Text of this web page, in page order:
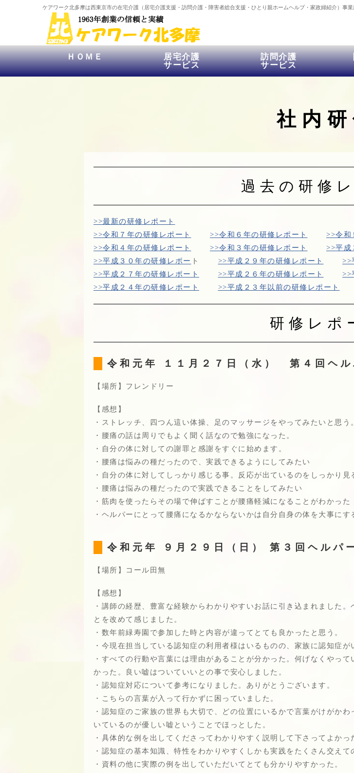
ケアワーク北多摩は西東京市の在宅介護（居宅介護支援・訪問介護・障害者総合支援・ひとり親ホームヘルプ・家政婦紹介）事業
ＨＯＭＥ
居宅介護
サービス
訪問介護
サービス
社内研
過去の研修
>>最新の研修レポート
>>令和７年の研修レポート
>>令和６年の研修レポート
>>令和
>>令和４年の研修レポート
>>令和３年の研修レポート
>>平成
>>平成３０年の研修レポー ト >>平成２９年の研修レポート
>>
>>平成２７年の研修レポート
>>平成２６年の研修レポート
>>
>>平成２４年の研修レポート
>>平成２３年以前の研修レポート
研修レポ
令和元年 １１月２７日（水） 第４回ヘル
【場所】フレンドリー
【感想】
・ストレッチ、四つん這い体操、足のマッサージをやってみたいと思う
・腰痛の話は周りでもよく聞く話なので勉強になった。
・自分の体に対しての謝罪と感謝をすぐに始めます。
・腰痛は悩みの種だったので、実践できるようにしてみたい
・自分の体に対してしっかり感じる事。反応が出ているのをしっかり見
・腰痛は悩みの種だったので実践できることをしてみたい
・筋肉を使ったらその場で伸ばすことが腰痛軽減になることがわかった
・ヘルパーにとって腰痛になるかならないかは自分自身の体を大事に
令和元年 ９月２９日（日） 第３回ヘルパ
【場所】コール田無
【感想】
・講師の経歴、豊富な経験からわかりやすいお話に引き込まれました
とを改めて感じました。
・数年前緑寿園で参加した時と内容が違ってとても良かったと思う。
・今現在担当している認知症の利用者様はいるものの、家族に認知症
・すべての行動や言葉には理由があることが分かった。何げなくやっ
かった。良い嘘はついていいとの事で安心しました。
・認知症対応について参考になりました。ありがとうございます。
・こちらの言葉が入って行かずに困っていました。
・認知症のご家族の世界も大切で、どの位置にいるかで言葉がけがか
いているのが優しい嘘ということでほっとした。
・具体的な例を出してくださってわかりやすく説明して下さってよかっ
・認知症の基本知識、特性をわかりやすくしかも実践をたくさん交えて
・資料の他に実際の例を出していただいてとても分かりやすかった。